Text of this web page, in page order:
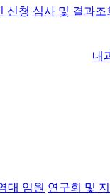
신청 심사 및 결과조
내
대 임원 연구회 및 지